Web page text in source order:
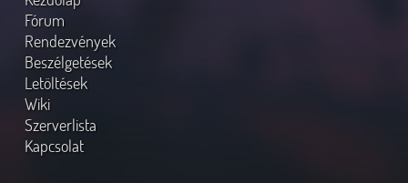
Fórum
Rendezvények
Beszélgetések
Letöltések
Wiki
Szerverlista
Kapcsolat